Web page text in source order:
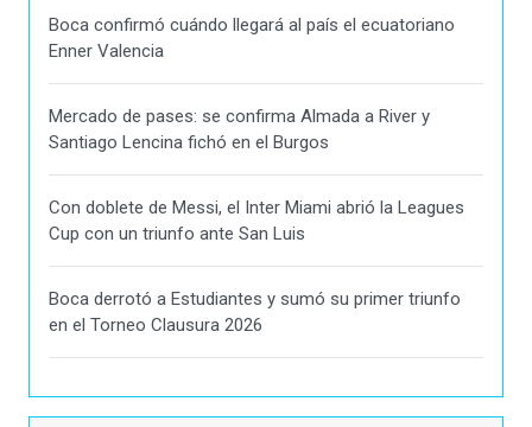
Boca confirmó cuándo llegará al país el ecuatoriano
Enner Valencia
Mercado de pases: se confirma Almada a River y
Santiago Lencina fichó en el Burgos
Con doblete de Messi, el Inter Miami abrió la Leagues
Cup con un triunfo ante San Luis
Boca derrotó a Estudiantes y sumó su primer triunfo
en el Torneo Clausura 2026